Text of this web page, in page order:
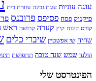
עוגה עוגיות עוגת גבינה עוזרת בית
פיקניק פסח פסיפס פרובנס
קורס קינוח קיץ קערה קרושה ראש
שחיה שי אפשטיין שיברי כלים
הולנד שמש שנה טובה תחפושת תינוק
הפינטרסט שלי